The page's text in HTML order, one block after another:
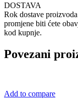
DOSTAVA
Rok dostave
promjene biti ćete
kod kupnje.
Povezani
Add to compare